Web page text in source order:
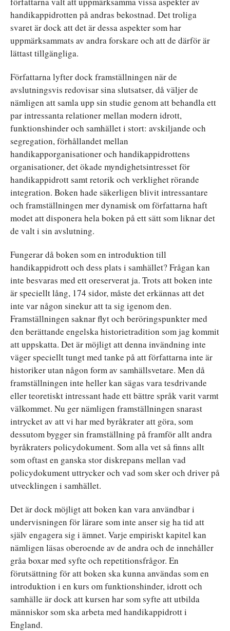
handikappidrotten på andras bekostnad. Det troliga
svaret är dock att det är dessa aspekter som har
uppmärksammats av andra forskare och att de därför är
lättast tillgängliga.
Författarna lyfter dock framställningen när de
avslutningsvis redovisar sina slutsatser, då väljer de
nämligen att samla upp sin studie genom att behandla ett
par intressanta relationer mellan modern idrott,
funktionshinder och samhället i stort: avskiljande och
segregation, förhållandet mellan
handikapporganisationer och handikappidrottens
organisationer, det ökade myndighetsintresset för
handikappidrott samt retorik och verklighet rörande
integration. Boken hade säkerligen blivit intressantare
och framställningen mer dynamisk om författarna haft
modet att disponera hela boken på ett sätt som liknar det
de valt i sin avslutning.
Fungerar då boken som en introduktion till
handikappidrott och dess plats i samhället? Frågan kan
inte besvaras med ett oreserverat ja. Trots att boken inte
är speciellt lång, 174 sidor, måste det erkännas att det
inte var någon sinekur att ta sig igenom den.
Framställningen saknar flyt och beröringspunkter med
den berättande engelska historietradition som jag kommit
att uppskatta. Det är möjligt att denna invändning inte
väger speciellt tungt med tanke på att författarna inte är
historiker utan någon form av samhällsvetare. Men då
framställningen inte heller kan sägas vara tesdrivande
eller teoretiskt intressant hade ett bättre språk varit varmt
välkommet. Nu ger nämligen framställningen snarast
intrycket av att vi har med byråkrater att göra, som
dessutom bygger sin framställning på framför allt andra
byråkraters policydokument. Som alla vet så finns allt
som oftast en ganska stor diskrepans mellan vad
policydokument uttrycker och vad som sker och driver på
utvecklingen i samhället.
Det är dock möjligt att boken kan vara användbar i
undervisningen för lärare som inte anser sig ha tid att
själv engagera sig i ämnet. Varje empiriskt kapitel kan
nämligen läsas oberoende av de andra och de innehåller
gråa boxar med syfte och repetitionsfrågor. En
förutsättning för att boken ska kunna användas som en
introduktion i en kurs om funktionshinder, idrott och
samhälle är dock att kursen har som syfte att utbilda
människor som ska arbeta med handikappidrott i
England.